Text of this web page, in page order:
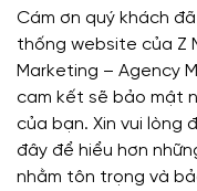
Cám ơn quý khách
thống website của Z
Marketing – Agency
cam kết sẽ bảo mật
của bạn. Xin vui lòng
đây để hiểu hơn
nhằm tôn trọng và